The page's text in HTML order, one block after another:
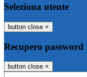
Seleziona utente
button close ×
Recupero password
button close ×